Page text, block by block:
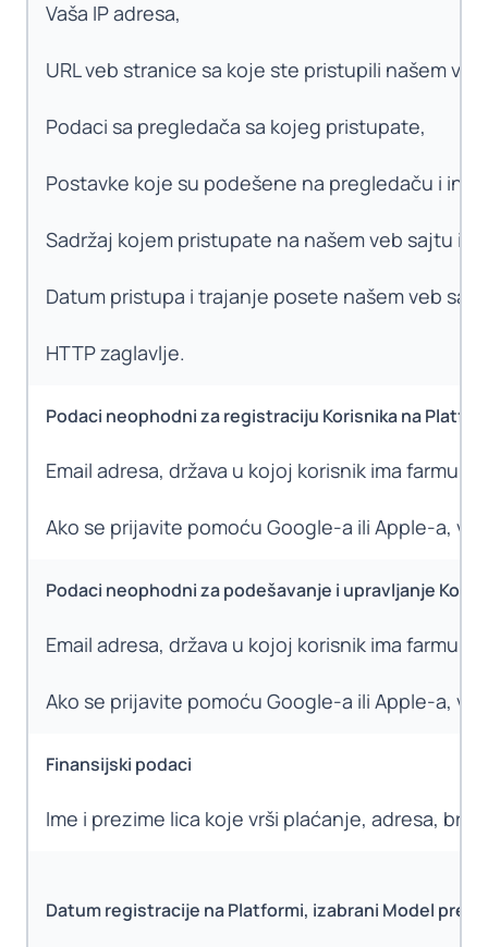
Vaša IP adresa,
URL veb stranice sa koje ste pristupili našem
Podaci sa pregledača sa kojeg pristupate,
Postavke koje su podešene na pregledaču i
Sadržaj kojem pristupate na našem veb sajtu ili
Datum pristupa i trajanje posete našem veb
HTTP zaglavlje.
Podaci neophodni za registraciju Korisnika na
Email adresa, država u kojoj korisnik ima farmu/
Ako se prijavite pomoću Google-a ili Apple-a,
Podaci neophodni za podešavanje i upravljanje
Email adresa, država u kojoj korisnik ima farmu/
Ako se prijavite pomoću Google-a ili Apple-a,
Finansijski podaci
Ime i prezime lica koje vrši plaćanje, adresa,
Datum registracije na Platformi, izabrani Model